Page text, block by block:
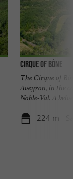
Cirque of Bône
The Cirque of
Aveyron, in the
Noble-Val. A
224 m -